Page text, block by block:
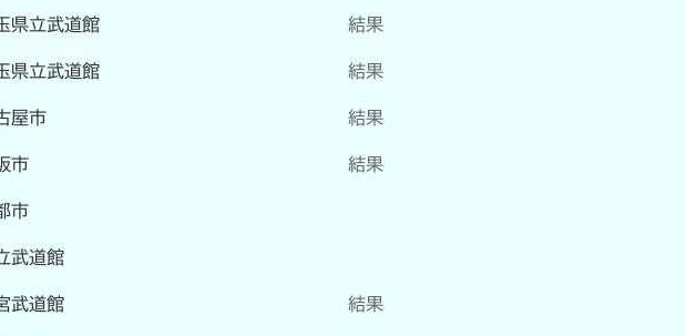
県立武道館 結果
県立武道館 結果
屋市 結果
市 結果
市
武道館
武道館 結果